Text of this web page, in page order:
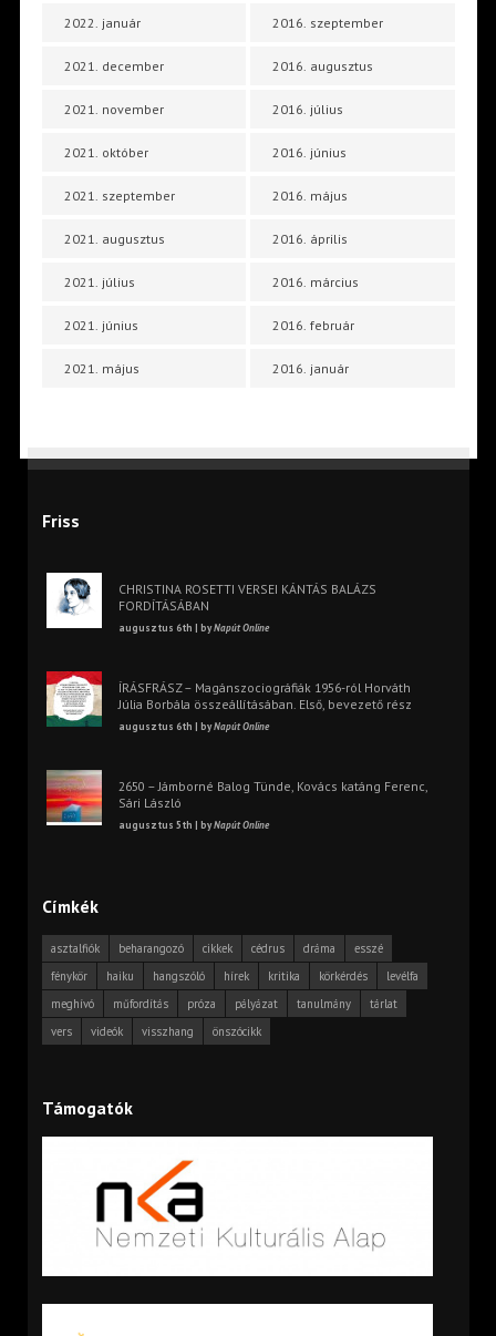
2022. január
2021. december
2021. november
2021. október
2021. szeptember
2021. augusztus
2021. július
2021. június
2021. május
2016. szeptember
2016. augusztus
2016. július
2016. június
2016. május
2016. április
2016. március
2016. február
2016. január
Friss
CHRISTINA ROSETTI VERSEI KÁNTÁS BALÁZS
FORDÍTÁSÁBAN
augusztus 6th | byNapút Online
ÍRÁSFRÁSZ – Magánszociográfiák 1956-ról Horváth
Júlia Borbála összeállításában. Első, bevezető rész
augusztus 6th | byNapút Online
2650 – Jámborné Balog Tünde, Kovács katáng Ferenc,
Sári László
augusztus 5th | byNapút Online
Címkék
asztalfiók beharangozó cikkek cédrus dráma
esszé
fénykör
haiku hangszóló hírek kritika körkérdés
levélfa
meghívó
műfordítás próza pályázat tanulmány
tárlat
vers
videók visszhang önszócikk
Támogatók